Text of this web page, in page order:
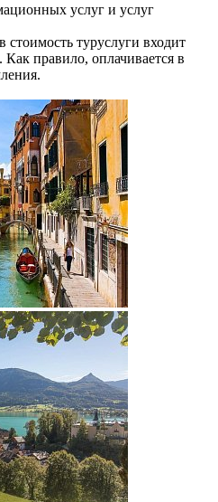
услуг и услуг
стоимость туруслуги входит
правило, оплачивается в